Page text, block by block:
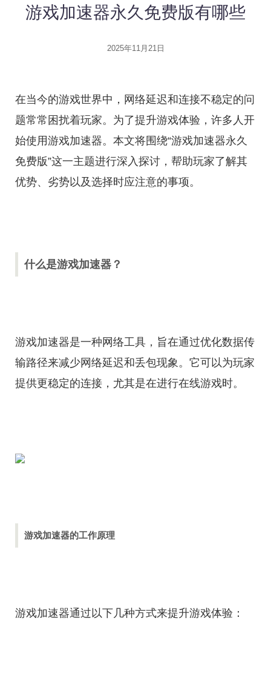
游戏加速器永久免费版有哪些
2025年11月21日
在当今的游戏世界中，网络延迟和连接不稳定的问
题常常困扰着玩家。为了提升游戏体验，许多人开
始使用游戏加速器。本文将围绕“游戏加速器永久
免费版”这一主题进行深入探讨，帮助玩家了解其
优势、劣势以及选择时应注意的事项。
什么是游戏加速器？
游戏加速器是一种网络工具，旨在通过优化数据传
输路径来减少网络延迟和丢包现象。它可以为玩家
提供更稳定的连接，尤其是在进行在线游戏时。
游戏加速器的工作原理
游戏加速器通过以下几种方式来提升游戏体验：